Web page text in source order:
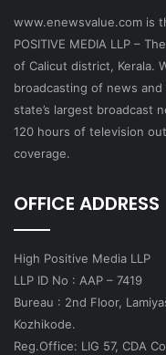
www.enewsvalue.com is
POSITIVE MEDIA LLP –
of Calicut district, Kerala.
broadcasting of news
state’s largest broadcast
120 hours of television
coverage.
OFFICE ADDRESS
High Positive Media LLP
LLP ID No : AAP – 7419
Bureau : 2nd Floor,
Kozhikode.
Reg.Office: LIG 57, CDA